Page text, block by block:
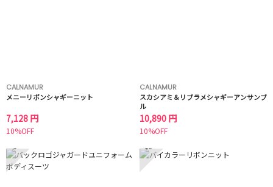
CALNAMUR
メニーリボンシャギーニット
7,128 円
10%OFF
CALNAMUR
スカシアミ＆リブラメシャギーアンサンブ
ル
10,890 円
10%OFF
9 10